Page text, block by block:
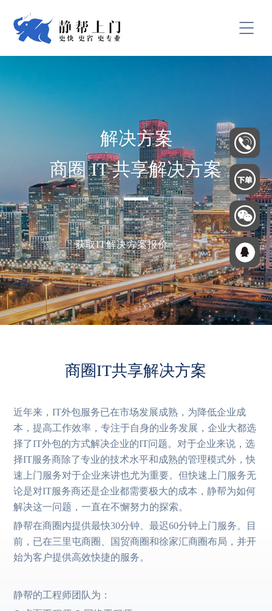
解决方案
商圈 IT 共享解决方案
获取IT解决方案报价
商圈IT共享解决方案
近年来，IT外包服务已在市场发展成熟，为降低企业成
本，提高工作效率，专注于自身的业务发展，企业大都选
择了IT外包的方式解决企业的IT问题。对于企业来说，选
择IT服务商除了专业的技术水平和成熟的管理模式外，快
速上门服务对于企业来讲也尤为重要。但快速上门服务无
论是对IT服务商还是企业都需要极大的成本，静帮为如何
解决这一问题，一直在不懈努力的探索。
静帮在商圈内提供最快30分钟、最迟60分钟上门服务。目
前，已在三里屯商圈、国贸商圈和徐家汇商圈布局，并开
始为客户提供高效快捷的服务。
静帮的工程师团队为：